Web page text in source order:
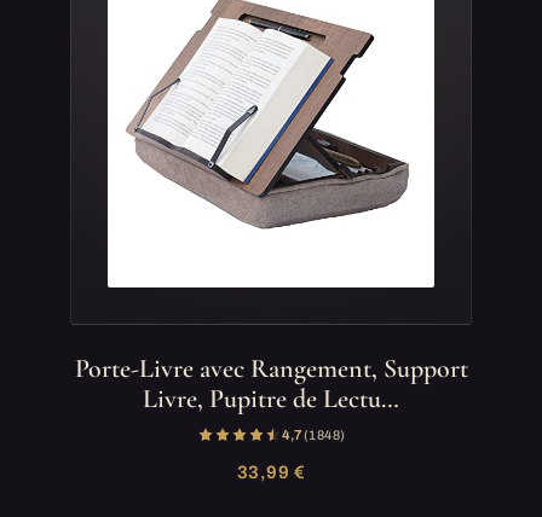
Porte-Livre avec Rangement, Support
Livre, Pupitre de Lectu…
4,7(1 848)
33,99 €